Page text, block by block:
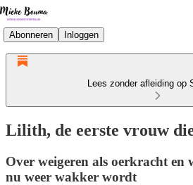
Abonneren Inloggen
Lees zonder afleiding op
Lilith, de eerste vrouw die
Over weigeren als oerkracht
nu weer wakker wordt